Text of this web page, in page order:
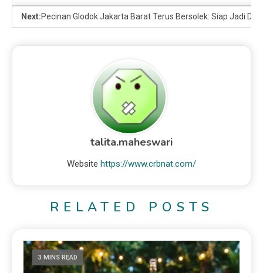
Next:Pecinan Glodok Jakarta Barat Terus Bersolek: Siap Jadi
talita.maheswari
Website https://www.crbnat.com/
RELATED POSTS
3 MINS READ